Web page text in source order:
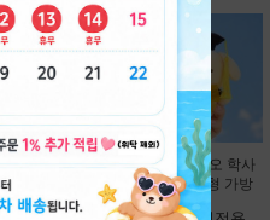
9800 산리오 학사
모 봉제인형 가방
고리 13cm-한교동
9800 산리오 학사
모 봉제인형 가방
고리 13cm-폼폼푸